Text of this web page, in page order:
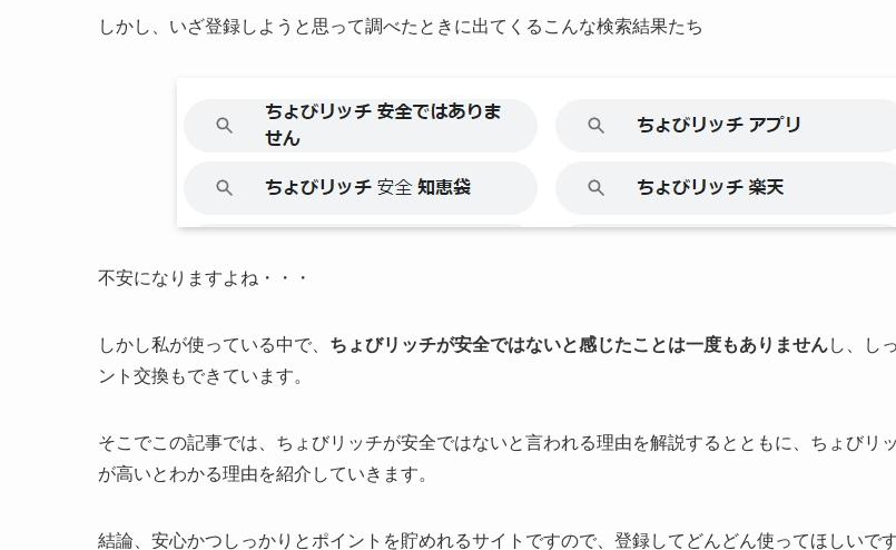
しかし、いざ登録しようと思って調べたときに出てくるこんな検索結果たち
不安になりますよね・・・
しかし私が使っている中で、 ちょびリッチが安全ではないと感じたことは一度もありませんし、し
ント交換もできています。
そこでこの記事では、ちょびリッチが安全ではないと言われる理由を解説するとともに、ちょびリ
が高いとわかる理由を紹介していきます。
結論、安心かつしっかりとポイントを貯めれるサイトですので、登録してどんどん使ってほしいです